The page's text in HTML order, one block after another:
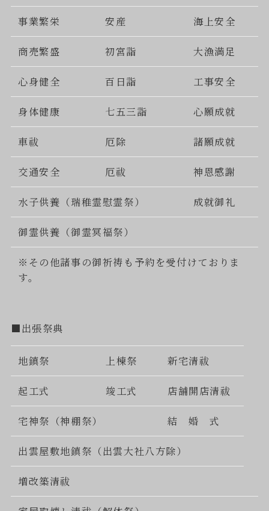
事業繁栄 安産 海上安全
商売繁盛 初宮詣 大漁満足
心身健全 百日詣 工事安全
身体健康 七五三詣 心願成就
車祓 厄除 諸願成就
交通安全 厄祓 神恩感謝
水子供養（瑞稚霊慰霊祭） 成就御礼
御霊供養（御霊冥福祭）
※その他諸事の御祈祷も予約を受付けておりま
す。
■出張祭典
地鎮祭 上棟祭 新宅清祓
起工式 竣工式 店舗開店清祓
宅神祭（神棚祭） 結 婚 式
出雲屋敷地鎮祭（出雲大社八方除）
増改築清祓